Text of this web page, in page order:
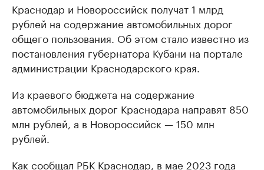
Краснодар и Новороссийск получат 1 млрд
рублей на содержание автомобильных дорог
общего пользования. Об этом стало известно из
постановления губернатора Кубани на портале
администрации Краснодарского края.
Из краевого бюджета на содержание
автомобильных дорог Краснодара направят 850
млн рублей, а в Новороссийск — 150 млн
рублей.
Как сообщал РБК Краснодар, в мае 2023 года